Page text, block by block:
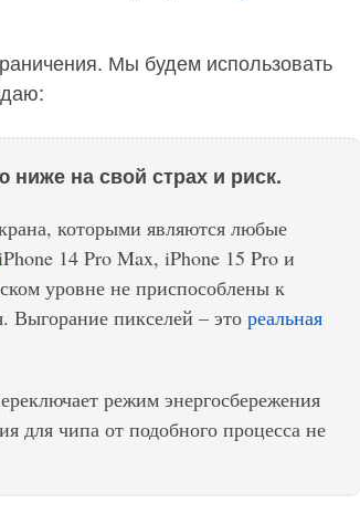
Мы будем использовать
ниже на свой страх и риск.
которыми являются любые
14 Pro Max, iPhone 15 Pro и
уровне не приспособлены к
Выгорание пикселей – это реальная
режим энергосбережения
для чипа от подобного процесса не